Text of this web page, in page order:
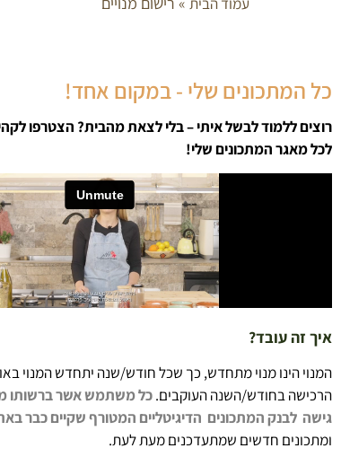
כל המתכונים שלי - במקום אחד!
רוצים ללמוד לבשל איתי – בלי לצאת מהבית? הצטרפו
לכל מאגר המתכונים שלי!
איך זה עובד?
המנוי הינו מנוי מתחדש, כך שכל חודש/שנה יתחדש המנוי
הרכישה בחודש/השנה העוקבים.כל משתמש אשר ברשותו
גישה לבנק המתכונים הדיגיטליים המטורףשקיים כבר
ומתכונים חדשים שמתעדכנים מעת לעת.